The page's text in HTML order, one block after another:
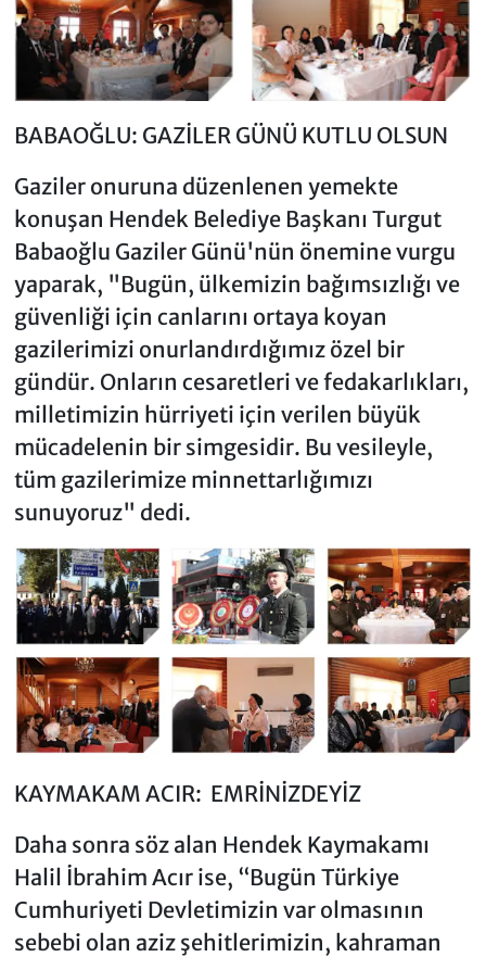
BABAOĞLU: GAZİLER GÜNÜ KUTLU OLSUN
Gaziler onuruna düzenlenen yemekte
konuşan Hendek Belediye Başkanı Turgut
Babaoğlu Gaziler Günü'nün önemine vurgu
yaparak, "Bugün, ülkemizin bağımsızlığı ve
güvenliği için canlarını ortaya koyan
gazilerimizi onurlandırdığımız özel bir
gündür. Onların cesaretleri ve fedakarlıkları,
milletimizin hürriyeti için verilen büyük
mücadelenin bir simgesidir. Bu vesileyle,
tüm gazilerimize minnettarlığımızı
sunuyoruz" dedi.
KAYMAKAM ACIR: EMRİNİZDEYİZ
Daha sonra söz alan Hendek Kaymakamı
Halil İbrahim Acır ise, “Bugün Türkiye
Cumhuriyeti Devletimizin var olmasının
sebebi olan aziz şehitlerimizin, kahraman